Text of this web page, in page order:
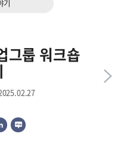
기
그룹 워크숍